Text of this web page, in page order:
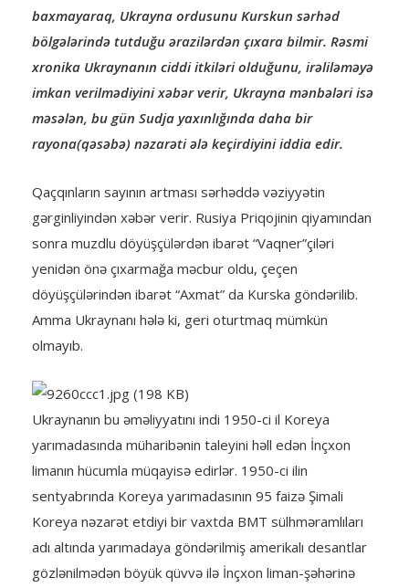
baxmayaraq, Ukrayna ordusunu Kurskun sərhəd
bölgələrində tutduğu ərazilərdən çıxara bilmir. Rəsmi
xronika Ukraynanın ciddi itkiləri olduğunu, irəliləməyə
imkan verilmədiyini xəbər verir, Ukrayna mənbələri isə
məsələn, bu gün Sudja yaxınlığında daha bir
rayona(qəsəbə) nəzarəti ələ keçirdiyini iddia edir.
Qaçqınların sayının artması sərhəddə vəziyyətin
gərginliyindən xəbər verir. Rusiya Priqojinin qiyamından
sonra muzdlu döyüşçülərdən ibarət “Vaqner”çiləri
yenidən önə çıxarmağa məcbur oldu, çeçen
döyüşçülərindən ibarət “Axmat” da Kurska göndərilib.
Amma Ukraynanı hələ ki, geri oturtmaq mümkün
olmayıb.
Ukraynanın bu əməliyyatını indi 1950-ci il Koreya
yarımadasında müharibənin taleyini həll edən İnçxon
limanın hücumla müqayisə edirlər. 1950-ci ilin
sentyabrında Koreya yarımadasının 95 faizə Şimali
Koreya nəzarət etdiyi bir vaxtda BMT sülhməramlıları
adı altında yarımadaya göndərilmiş amerikalı desantlar
gözlənilmədən böyük qüvvə ilə İnçxon liman-şəhərinə